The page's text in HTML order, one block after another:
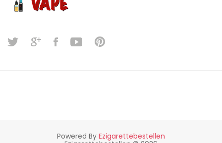
Powered By Ezigarettebestellen